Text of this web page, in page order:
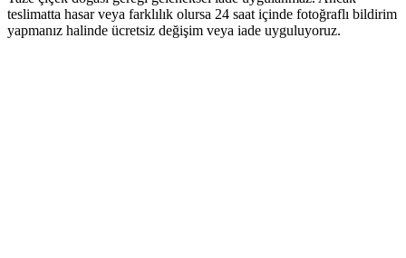
teslimatta hasar veya farklılık olursa 24 saat içinde fotoğraflı bildirim
yapmanız halinde ücretsiz değişim veya iade uyguluyoruz.